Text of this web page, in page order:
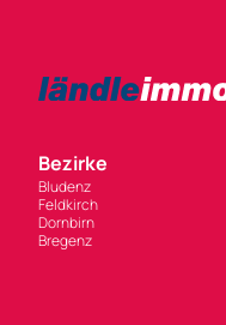
Bezirke
Bludenz
Feldkirch
Dornbirn
Bregenz